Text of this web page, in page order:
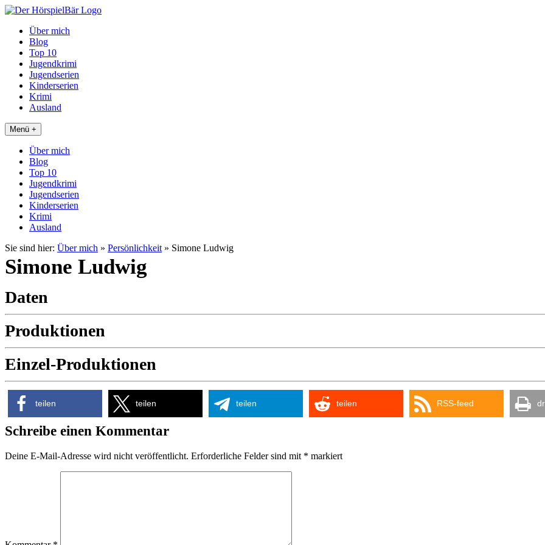
Über mich
Blog
Top 10
Jugendkrimi
Jugendserien
Kinderserien
Krimi
Ausland
Menü +
Über mich
Blog
Top 10
Jugendkrimi
Jugendserien
Kinderserien
Krimi
Ausland
Sie sind hier: Über mich » Persönlichkeit » Simone Ludwig
Simone Ludwig
Daten
Produktionen
Einzel-Produktionen
teilen teilen teilen teilen RSS-feed
Schreibe einen Kommentar
Deine E-Mail-Adresse wird nicht veröffentlicht. Erforderliche Felder sind mit * markiert